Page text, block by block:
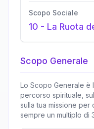
Scopo Sociale
10 - La Ruota
Scopo Generale
Lo Scopo Generale è
percorso spirituale,
sulla tua missione per
sempre un multiplo di